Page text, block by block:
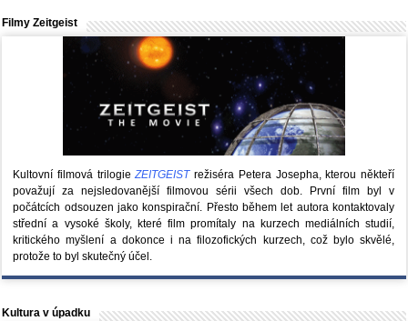
Filmy Zeitgeist
Kultovní filmová trilogieZEITGEISTrežiséra Petera Josepha, kterou někteří
považují za nejsledovanější filmovou sérii všech dob. První film byl v
počátcích odsouzen jako konspirační. Přesto během let autora kontaktovaly
střední a vysoké školy, které film promítaly na kurzech mediálních studií,
kritického myšlení a dokonce i na filozofických kurzech, což bylo skvělé,
protože to byl skutečný účel.
Kultura v úpadku